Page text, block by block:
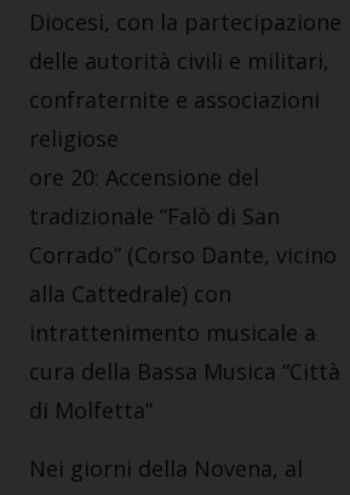
Diocesi, con la partecipazione
delle autorità civili e militari,
confraternite e associazioni
religiose
ore 20: Accensione del
tradizionale “Falò di San
Corrado” (Corso Dante, vicino
alla Cattedrale) con
intrattenimento musicale a
cura della Bassa Musica “Città
di Molfetta”
Nei giorni della Novena, al